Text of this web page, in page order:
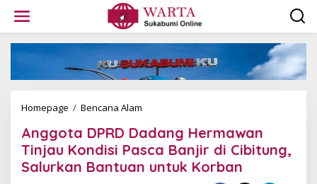
w
Homepage / Bencana Alam
g
g
o
t
Anggota DPRD Dadang Hermawan
Tinjau Kondisi Pasca Banjir di Cibitung,
Salurkan Bantuan untuk Korban